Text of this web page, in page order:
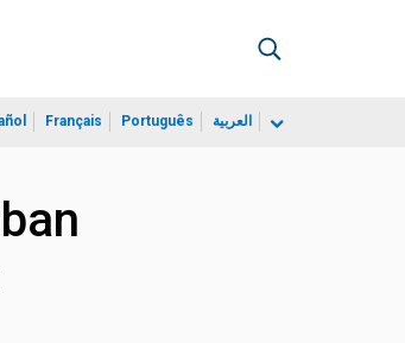
Français Português العربية